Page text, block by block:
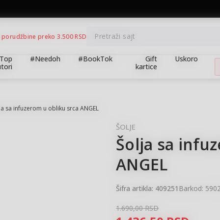
porudžbine preko 3.500 RSD Pretraži sajt
Top
#Needoh #BookTok
Gift
kartice
Uskoro
sa infuzerom u obliku srca ANGEL
ŠOLJE
Šolja sa
ANGEL
Šifra artikla: 409251 Barkod:
1.690,00 RSD